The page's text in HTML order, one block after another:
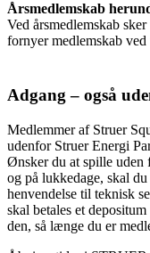
Årsmedlemskab
Ved årsmedlemskab
fornyer medlemskab
Adgang – også
Medlemmer af Struer
udenfor Struer Energi
Ønsker du at spille uden
og på lukkedage, skal
henvendelse til teknisk
skal betales et
den, så længe du er